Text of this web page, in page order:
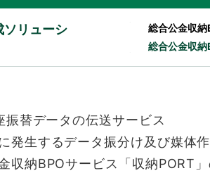
ソリューシ
総合公金収納
総合公金収納
替データの伝送サービス
発生するデータ振分け及び媒体
収納BPOサービス「収納PORT